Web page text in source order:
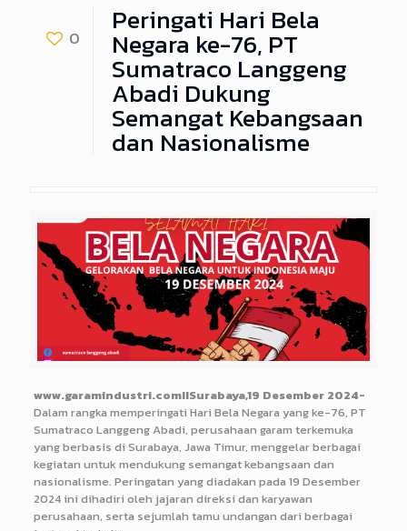
0 Peringati Hari Bela
Negara ke-76, PT
Sumatraco Langgeng
Abadi Dukung
Semangat Kebangsaan
dan Nasionalisme
www.garamindustri.comIISurabaya,19 Desember 2024-
Dalam rangka memperingati Hari Bela Negara yang ke-76, PT
Sumatraco Langgeng Abadi, perusahaan garam terkemuka
yang berbasis di Surabaya, Jawa Timur, menggelar berbagai
kegiatan untuk mendukung semangat kebangsaan dan
nasionalisme. Peringatan yang diadakan pada 19 Desember
2024 ini dihadiri oleh jajaran direksi dan karyawan
perusahaan, serta sejumlah tamu undangan dari berbagai